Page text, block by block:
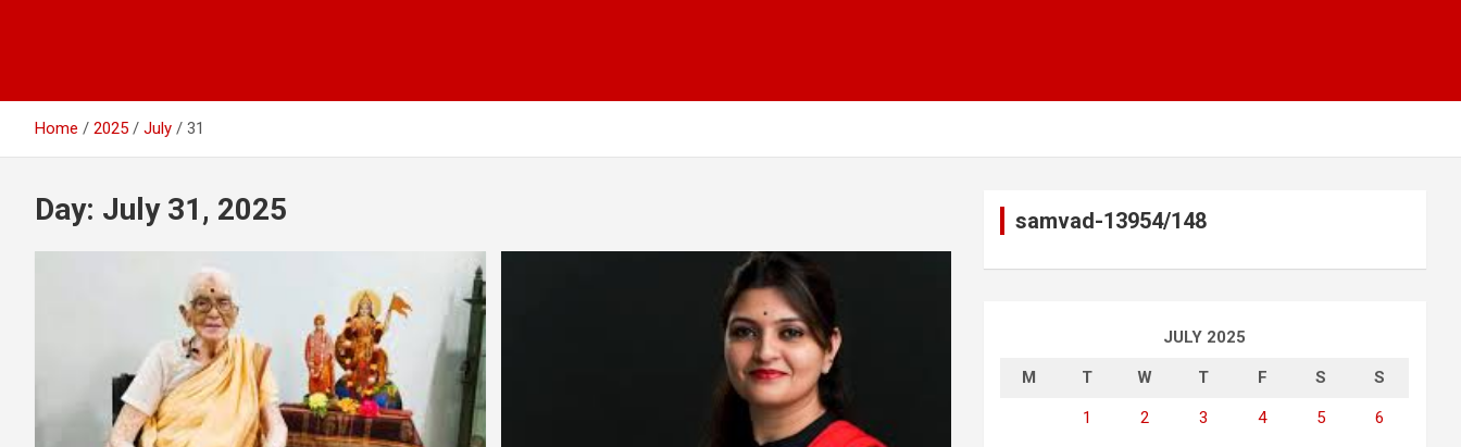
Home 2025 July 31
Day: July 31, 2025 samvad-13954/148
JULY 2025
M T W T F S S
1 2 3 4 5 6